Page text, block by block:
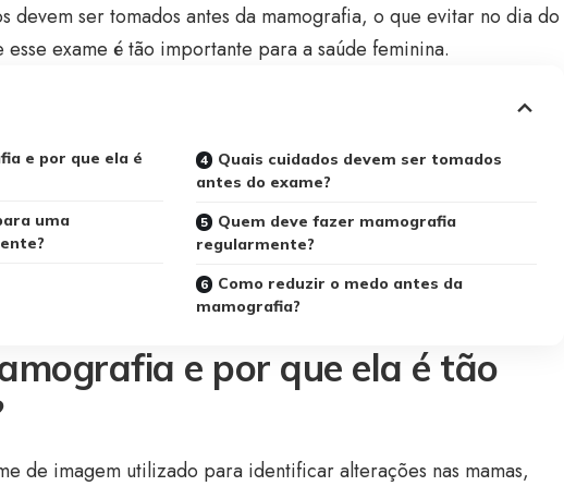
devem ser tomados antes da mamografia, o que evitar no dia do
exame é tão importante para a saúde feminina.
e por que ela é
uma
Quais cuidados devem ser tomados
antes do exame?
Quem deve fazer mamografia
regularmente?
Como reduzir o medo antes da
mamografia?
e por que ela é tão
de imagem utilizado para identificar alterações nas mamas,